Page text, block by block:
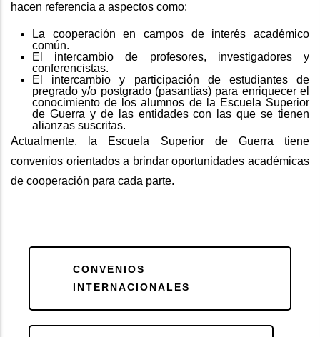
hacen referencia a aspectos como:
La cooperación en campos de interés académico
común.
El intercambio de profesores, investigadores y
conferencistas.
El intercambio y participación de estudiantes de
pregrado y/o postgrado (pasantías) para enriquecer el
conocimiento de los alumnos de la Escuela Superior
de Guerra y de las entidades con las que se tienen
alianzas suscritas.
Actualmente, la Escuela Superior de Guerra tiene
convenios orientados a brindar oportunidades académicas
de cooperación para cada parte.
CONVENIOS
INTERNACIONALES